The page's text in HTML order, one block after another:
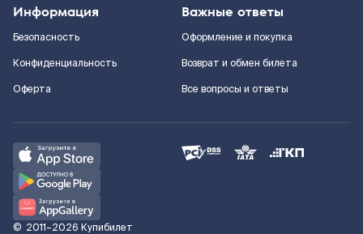
Информация
Безопасность
Конфиденциальность
Оферта
Важные ответы
Оформление и покупка
Возврат и обмен билета
Все вопросы и ответы
© 2011–2026 Купибилет